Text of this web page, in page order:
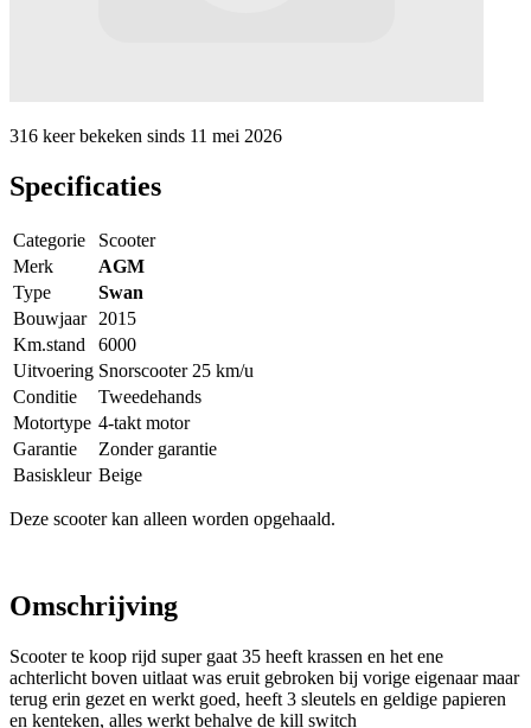
316 keerbekeken sinds 11 mei 2026
Specificaties
Categorie
Scooter
Merk
AGM
Type
Swan
Bouwjaar
2015
Km.stand
6000
Uitvoering Snorscooter 25 km/u
Conditie
Tweedehands
Motortype 4-takt motor
Garantie
Zonder garantie
Basiskleur Beige
Deze scooter kan alleen worden opgehaald.
Omschrijving
Scooter te koop rijd super gaat 35 heeft krassen en het ene
achterlicht boven uitlaat was eruit gebroken bij vorige eigenaar maar
terug erin gezet en werkt goed, heeft 3 sleutels en geldige papieren
en kenteken, alles werkt behalve de kill switch